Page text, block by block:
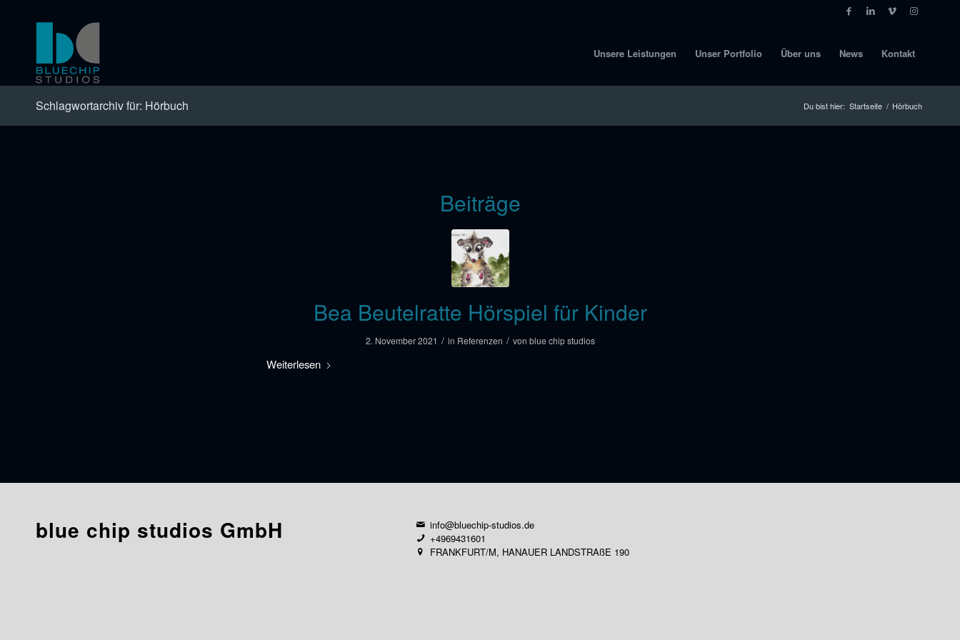
Unsere Leistungen Unser Portfolio Über uns News Kontakt
Schlagwortarchiv für: Hörbuch Du bist hier: Startseite / Hörbuch
Beiträge
Bea Beutelratte Hörspiel für Kinder
2. November 2021 / in Referenzen / von blue chip studios
Weiterlesen
blue chip studios GmbH
info@bluechip-studios.de
+4969431601
FRANKFURT/M, HANAUER LANDSTRAßE 190